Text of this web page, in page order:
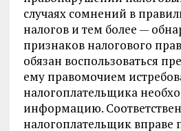
случаях сомнений в
налогов и тем более —
признаков налогового
обязан воспользоваться
ему правомочием
налогоплательщика
информацию.
налогоплательщик вправе